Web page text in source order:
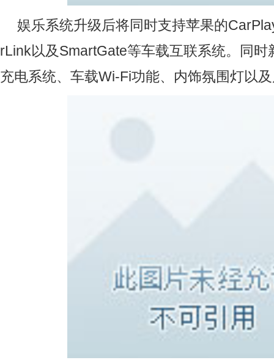
娱乐系统升级后将同时支持苹果的
rLink以及SmartGate等车载互联系统。同时
充电系统、车载Wi-Fi功能、内饰氛围灯以